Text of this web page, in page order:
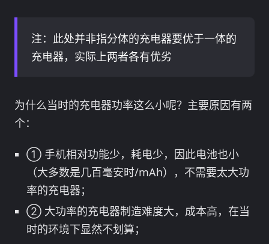
注：此处并非指分体的充电器要优于一体的
充电器，实际上两者各有优劣
为什么当时的充电器功率这么小呢？主要原因有两
个：
① 手机相对功能少，耗电少，因此电池也小
（大多数是几百毫安时/mAh），不需要太大功
率的充电器；
② 大功率的充电器制造难度大，成本高，在当
时的环境下显然不划算；